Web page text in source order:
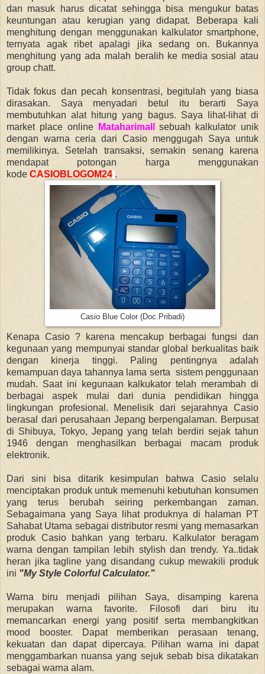
dan masuk harus dicatat sehingga bisa mengukur batas
keuntungan atau kerugian yang didapat. Beberapa kali
menghitung dengan menggunakan kalkulator smartphone,
ternyata agak ribet apalagi jika sedang on. Bukannya
menghitung yang ada malah beralih ke media sosial atau
group chatt.
Tidak fokus dan pecah konsentrasi, begitulah yang biasa
dirasakan. Saya menyadari betul itu berarti Saya
membutuhkan alat hitung yang bagus. Saya lihat-lihat di
market place online
Mataharimall
sebuah kalkulator unik
dengan warna ceria dari Casio menggugah Saya untuk
memilikinya. Setelah transaksi, semakin senang karena
mendapat potongan harga menggunakan
kode CASIOBLOGOM24 .
Casio Blue Color (Doc.Pribadi)
Kenapa Casio ? karena mencakup berbagai fungsi dan
kegunaan yang mempunyai standar global berkualitas baik
dengan kinerja tinggi. Paling pentingnya adalah
kemampuan daya tahannya lama serta sistem penggunaan
mudah. Saat ini kegunaan kalkukator telah merambah di
berbagai aspek mulai dari dunia pendidikan hingga
lingkungan profesional. Menelisik dari sejarahnya Casio
berasal dari perusahaan Jepang berpengalaman. Berpusat
di Shibuya, Tokyo, Jepang yang telah berdiri sejak tahun
1946 dengan menghasilkan berbagai macam produk
elektronik.
Dari sini bisa ditarik kesimpulan bahwa Casio selalu
menciptakan produk untuk memenuhi kebutuhan konsumen
yang terus berubah seiring perkembangan zaman.
Sebagaimana yang Saya lihat produknya di halaman PT
Sahabat Utama sebagai distributor resmi yang memasarkan
produk Casio bahkan yang terbaru. Kalkulator beragam
warna dengan tampilan lebih stylish dan trendy. Ya..tidak
heran jika tagline yang disandang cukup mewakili produk
ini "My Style Colorful Calculator."
Warna biru menjadi pilihan Saya, disamping karena
merupakan warna favorite. Filosofi dari biru itu
memancarkan energi yang positif serta membangkitkan
mood booster. Dapat memberikan perasaan tenang,
kekuatan dan dapat dipercaya. Pilihan warna ini dapat
menggambarkan nuansa yang sejuk sebab bisa dikatakan
sebagai warna alam.